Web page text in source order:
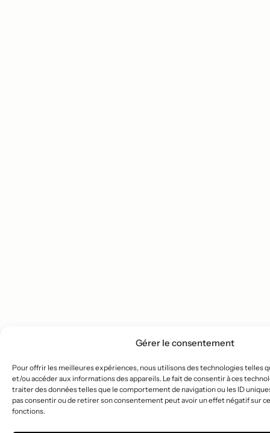
Gérer le consentement
Pour offrir les meilleures expériences, nous utilisons des technologies telles
et/ou accéder aux informations des appareils. Le fait de consentir à ces
traiter des données telles que le comportement de navigation ou les ID
pas consentir ou de retirer son consentement peut avoir un effet négatif sur
fonctions.